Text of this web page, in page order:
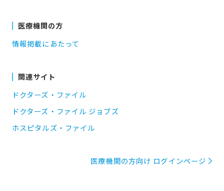
医療機関の方
情報掲載にあたって
関連サイト
ドクターズ・ファイル
ドクターズ・ファイル ジョブズ
ホスピタルズ・ファイル
医療機関の方向け ログインページ